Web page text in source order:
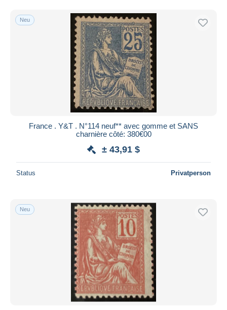
Neu
France . Y&T . N°114 neuf** avec gomme et SANS
charnière côté: 380€00
± 43,91 $
Status Privatperson
Neu